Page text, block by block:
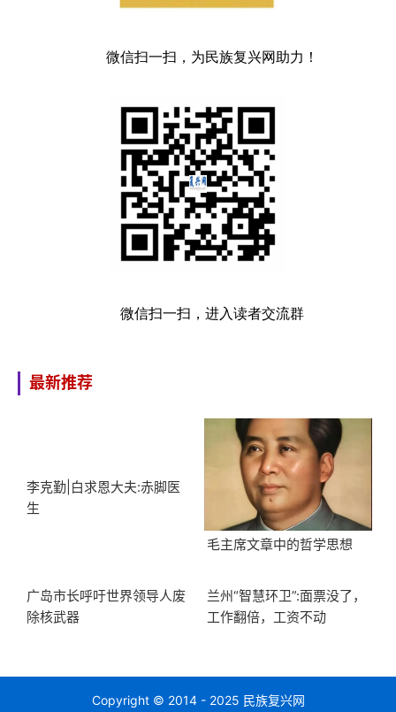
微信扫一扫，为民族复兴网助力！
微信扫一扫，进入读者交流群
最新推荐
李克勤|白求恩大夫:赤脚医
生
毛主席文章中的哲学思想
广岛市长呼吁世界领导人废
除核武器
兰州“智慧环卫”:面票没了，
工作翻倍，工资不动
Copyright © 2014 - 2025 民族复兴网